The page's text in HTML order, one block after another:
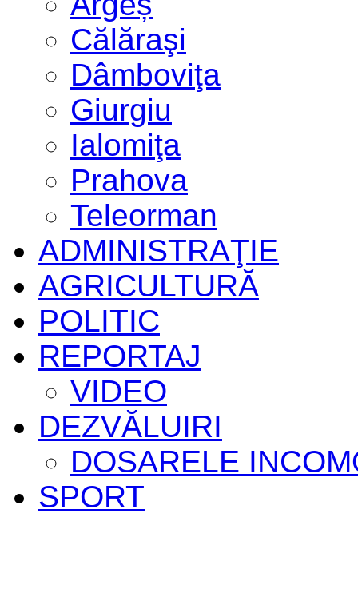
Călăraşi
Dâmboviţa
Giurgiu
Ialomiţa
Prahova
Teleorman
ADMINISTRAŢIE
AGRICULTURĂ
POLITIC
REPORTAJ
VIDEO
DEZVĂLUIRI
DOSARELE
SPORT